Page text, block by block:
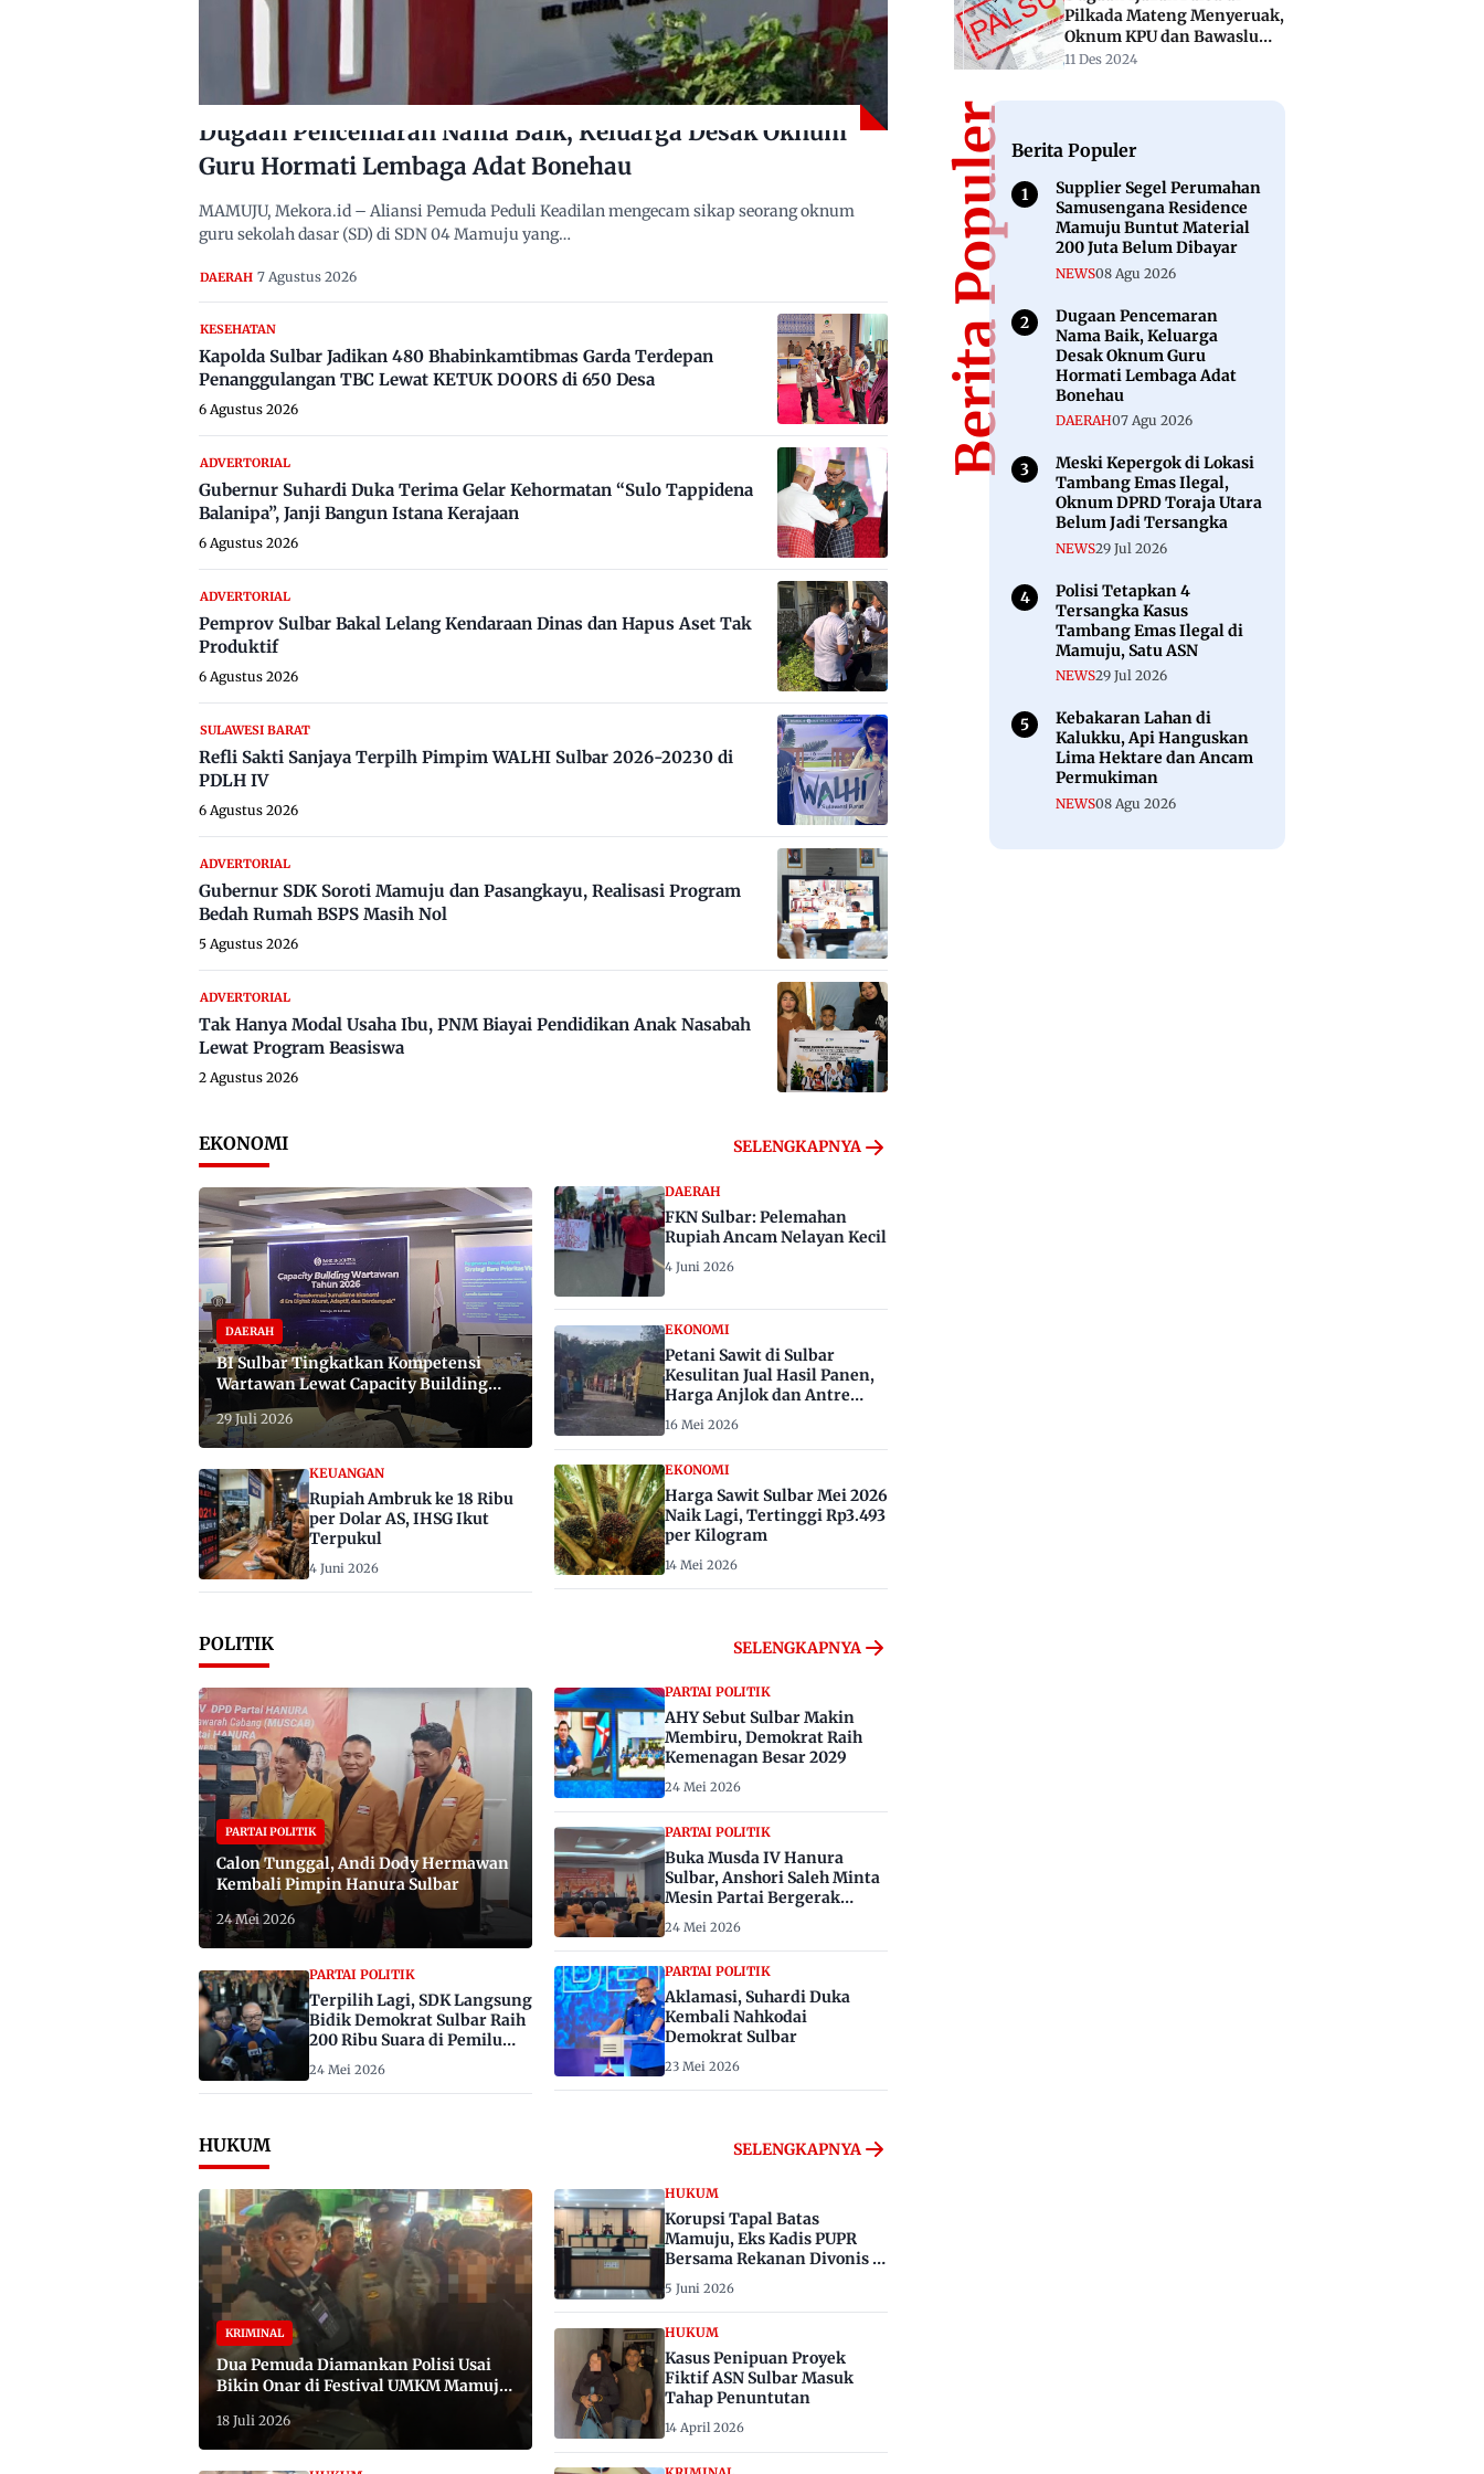
Dugaan Pencemaran Nama Baik, Keluarga Desak Oknum
Guru Hormati Lembaga Adat Bonehau
MAMUJU, Mekora.id – Aliansi Pemuda Peduli Keadilan mengecam sikap seorang oknum
guru sekolah dasar (SD) di SDN 04 Mamuju yang…
DAERAH 7 Agustus 2026
KESEHATAN
Kapolda Sulbar Jadikan 480 Bhabinkamtibmas Garda Terdepan
Penanggulangan TBC Lewat KETUK DOORS di 650 Desa
6 Agustus 2026
ADVERTORIAL
Gubernur Suhardi Duka Terima Gelar Kehormatan “Sulo Tappidena
Balanipa”, Janji Bangun Istana Kerajaan
6 Agustus 2026
ADVERTORIAL
Pemprov Sulbar Bakal Lelang Kendaraan Dinas dan Hapus Aset Tak
Produktif
6 Agustus 2026
SULAWESI BARAT
Refli Sakti Sanjaya Terpilh Pimpim WALHI Sulbar 2026-20230 di
PDLH IV
6 Agustus 2026
ADVERTORIAL
Gubernur SDK Soroti Mamuju dan Pasangkayu, Realisasi Program
Bedah Rumah BSPS Masih Nol
5 Agustus 2026
ADVERTORIAL
Tak Hanya Modal Usaha Ibu, PNM Biayai Pendidikan Anak Nasabah
Lewat Program Beasiswa
2 Agustus 2026
EKONOMI SELENGKAPNYA
DAERAH
BI Sulbar Tingkatkan Kompetensi
Wartawan Lewat Capacity Building
2026
29 Juli 2026
KEUANGAN
Rupiah Ambruk ke 18 Ribu
per Dolar AS, IHSG Ikut
Terpukul
4 Juni 2026
DAERAH
FKN Sulbar: Pelemahan
Rupiah Ancam Nelayan Kecil
4 Juni 2026
EKONOMI
Petani Sawit di Sulbar
Kesulitan Jual Hasil Panen,
Harga Anjlok dan Antre
Berhari-hari
16 Mei 2026
EKONOMI
Harga Sawit Sulbar Mei 2026
Naik Lagi, Tertinggi Rp3.493
per Kilogram
14 Mei 2026
POLITIK SELENGKAPNYA
PARTAI POLITIK
Calon Tunggal, Andi Dody Hermawan
Kembali Pimpin Hanura Sulbar
24 Mei 2026
PARTAI POLITIK
Terpilih Lagi, SDK Langsung
Bidik Demokrat Sulbar Raih
200 Ribu Suara di Pemilu
2029
24 Mei 2026
PARTAI POLITIK
AHY Sebut Sulbar Makin
Membiru, Demokrat Raih
Kemenagan Besar 2029
24 Mei 2026
PARTAI POLITIK
Buka Musda IV Hanura
Sulbar, Anshori Saleh Minta
Mesin Partai Bergerak
Menangkan Pemilu 2029
24 Mei 2026
PARTAI POLITIK
Aklamasi, Suhardi Duka
Kembali Nahkodai
Demokrat Sulbar
23 Mei 2026
HUKUM SELENGKAPNYA
KRIMINAL
Dua Pemuda Diamankan Polisi Usai
Bikin Onar di Festival UMKM Mamuju,
Satu Bawa Badik
18 Juli 2026
HUKUM
Korupsi Tapal Batas
Mamuju, Eks Kadis PUPR
Bersama Rekanan Divonis 6
dan 8 Tahun Penjara
5 Juni 2026
HUKUM
Kasus Penipuan Proyek
Fiktif ASN Sulbar Masuk
Tahap Penuntutan
14 April 2026
Pilkada Mateng Menyeruak,
Oknum KPU dan Bawaslu
Diduga Joki
11 Des 2024
Berita PopulerBerita Populer
Supplier Segel Perumahan
Samusengana Residence
Mamuju Buntut Material
200 Juta Belum Dibayar
NEWS08 Agu 2026
Dugaan Pencemaran
Nama Baik, Keluarga
Desak Oknum Guru
Hormati Lembaga Adat
Bonehau
DAERAH07 Agu 2026
Meski Kepergok di Lokasi
Tambang Emas Ilegal,
Oknum DPRD Toraja Utara
Belum Jadi Tersangka
NEWS29 Jul 2026
Polisi Tetapkan 4
Tersangka Kasus
Tambang Emas Ilegal di
Mamuju, Satu ASN
NEWS29 Jul 2026
Kebakaran Lahan di
Kalukku, Api Hanguskan
Lima Hektare dan Ancam
Permukiman
NEWS08 Agu 2026